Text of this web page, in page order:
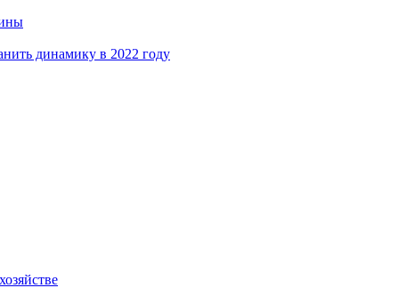
динамику в 2022 году